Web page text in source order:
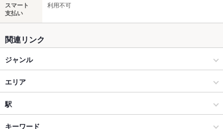
スマート
支払い
利用不可
関連リンク
ジャンル
居酒屋
洋・和洋・各国料理・その他
金沢(片町･香林坊･にし茶屋周辺) × 居酒屋
エリア
片町
片町 × 居酒屋
駅
野町駅
キーワード